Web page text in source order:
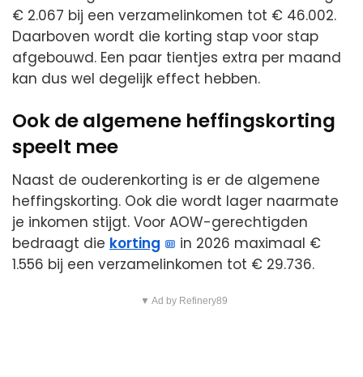
€ 2.067 bij een verzamelinkomen tot € 46.002.
Daarboven wordt die korting stap voor stap
afgebouwd. Een paar tientjes extra per maand
kan dus wel degelijk effect hebben.
Ook de algemene heffingskorting
speelt mee
Naast de ouderenkorting is er de algemene
heffingskorting. Ook die wordt lager naarmate
je inkomen stijgt. Voor AOW-gerechtigden
bedraagt die korting
in 2026 maximaal €
1.556 bij een verzamelinkomen tot € 29.736.
▼ Ad by Refinery89